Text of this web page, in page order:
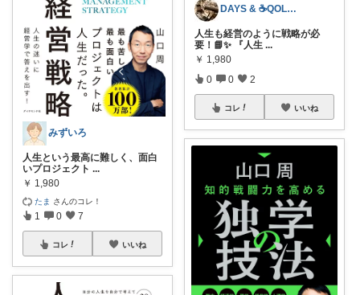
みずいろ
人生という最高に難しく、面白
いプロジェクト ...
￥ 1,980
たま さんのコレ！
1 0 7
コレ いいね
DAYS & ☕️QOLあげます
人生も経営のように戦略が必
要！📘✨ 『人生 ...
￥ 1,980
0 0 2
コレ いいね